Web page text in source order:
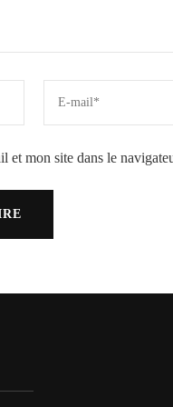
et mon site dans le